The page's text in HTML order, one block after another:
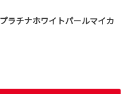
ラチナホワイトパールマイカ